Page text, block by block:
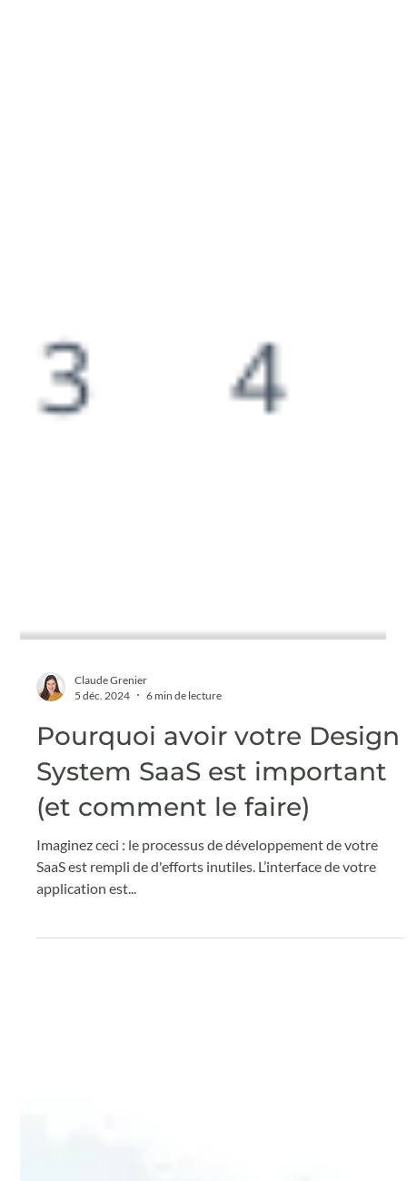
Claude Grenier
5 déc. 2024
6 min de lecture
Pourquoi avoir votre Design
System SaaS est important
(et comment le faire)
SaaS est rempli de d'efforts inutiles. L’interface de votre